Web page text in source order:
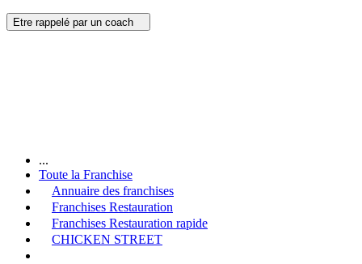
Etre rappelé par un coach
...
Toute la Franchise
Annuaire des franchises
Franchises Restauration
Franchises Restauration rapide
CHICKEN STREET